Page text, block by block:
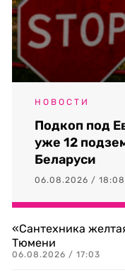
НОВОСТИ
Подкоп под
уже 12
Беларуси
06.08.2026 / 18:08
«Сантехника
Тюмени
06.08.2026 / 17:03